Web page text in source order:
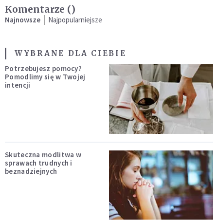
Komentarze ()
Najnowsze Najpopularniejsze
WYBRANE DLA CIEBIE
Potrzebujesz pomocy?
Pomodlimy się w Twojej
intencji
Skuteczna modlitwa w
sprawach trudnych i
beznadziejnych